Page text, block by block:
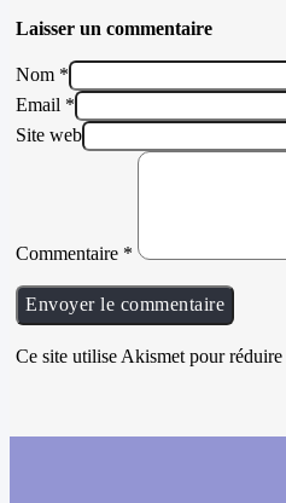
Laisser un commentaire
Nom *
Email *
Site web
Commentaire *
Ce site utilise Akismet pour réduire